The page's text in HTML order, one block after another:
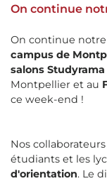
On continue
On continue notre
campus de
salons
Montpellier et au
ce week-end !
Nos
étudiants et les
d'orientation. Le